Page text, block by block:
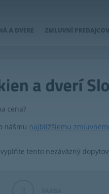
A DVERE ZMLUVNÍ
a dverí
cena?
nášmu najbližšiemu
tento nezáväzný